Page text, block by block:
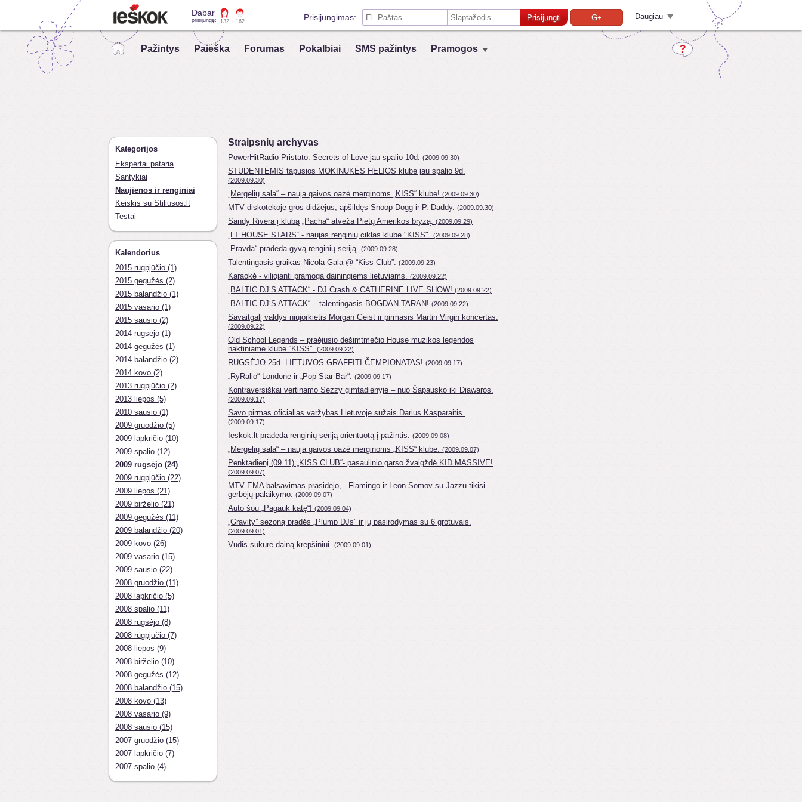
Dabar
prisijungę: 132 162 Prisijungimas: Prisijungti G+
Prisiminti mane šiame kompiuteryje
Daugiau
Pažintys Paieška Forumas Pokalbiai SMS pažintys Pramogos
Kategorijos
Ekspertai pataria
Santykiai
Naujienos ir renginiai
Keiskis su Stiliusos.lt
Testai
Kalendorius
2015 rugpjūčio (1)
2015 gegužės (2)
2015 balandžio (1)
2015 vasario (1)
2015 sausio (2)
2014 rugsėjo (1)
2014 gegužės (1)
2014 balandžio (2)
2014 kovo (2)
2013 rugpjūčio (2)
2013 liepos (5)
2010 sausio (1)
2009 gruodžio (5)
2009 lapkričio (10)
2009 spalio (12)
2009 rugsėjo (24)
2009 rugpjūčio (22)
2009 liepos (21)
2009 birželio (21)
2009 gegužės (11)
2009 balandžio (20)
2009 kovo (26)
2009 vasario (15)
2009 sausio (22)
2008 gruodžio (11)
2008 lapkričio (5)
2008 spalio (11)
2008 rugsėjo (8)
2008 rugpjūčio (7)
2008 liepos (9)
2008 birželio (10)
2008 gegužės (12)
2008 balandžio (15)
2008 kovo (13)
2008 vasario (9)
2008 sausio (15)
2007 gruodžio (15)
2007 lapkričio (7)
2007 spalio (4)
Straipsnių archyvas
PowerHitRadio Pristato: Secrets of Love jau spalio 10d. (2009.09.30)
STUDENTĖMIS tapusios MOKINUKĖS HELIOS klube jau spalio 9d.
(2009.09.30)
„Mergelių sala“ – nauja gaivos oazė merginoms „KISS“ klube! (2009.09.30)
MTV diskotekoje gros didžėjus, apšildęs Snoop Dogg ir P. Daddy. (2009.09.30)
Sandy Rivera į klubą „Pacha“ atveža Pietų Amerikos bryzą. (2009.09.29)
„LT HOUSE STARS“ - naujas renginių ciklas klube "KISS". (2009.09.28)
„Pravda“ pradeda gyvą renginių seriją. (2009.09.28)
Talentingasis graikas Nicola Gala @ “Kiss Club”. (2009.09.23)
Karaokė - viliojanti pramoga dainingiems lietuviams. (2009.09.22)
„BALTIC DJ‘S ATTACK“ - DJ Crash & CATHERINE LIVE SHOW! (2009.09.22)
„BALTIC DJ‘S ATTACK“ – talentingasis BOGDAN TARAN! (2009.09.22)
Savaitgalį valdys niujorkietis Morgan Geist ir pirmasis Martin Virgin koncertas.
(2009.09.22)
Old School Legends – praėjusio dešimtmečio House muzikos legendos
naktiniame klube “KISS”. (2009.09.22)
RUGSĖJO 25d. LIETUVOS GRAFFITI ČEMPIONATAS! (2009.09.17)
„RyRalio“ Londone ir „Pop Star Bar“. (2009.09.17)
Kontraversiškai vertinamo Sezzy gimtadienyje – nuo Šapausko iki Diawaros.
(2009.09.17)
Savo pirmas oficialias varžybas Lietuvoje sužais Darius Kasparaitis.
(2009.09.17)
Ieskok.lt pradeda renginių seriją orientuotą į pažintis. (2009.09.08)
„Mergelių sala“ – nauja gaivos oazė merginoms „KISS“ klube. (2009.09.07)
Penktadienį (09.11) „KISS CLUB“- pasaulinio garso žvaigždė KID MASSIVE!
(2009.09.07)
MTV EMA balsavimas prasidėjo, - Flamingo ir Leon Somov su Jazzu tikisi
gerbėjų palaikymo. (2009.09.07)
Auto šou „Pagauk katę“! (2009.09.04)
„Gravity” sezoną pradės „Plump DJs” ir jų pasirodymas su 6 grotuvais.
(2009.09.01)
Vudis sukūrė dainą krepšiniui. (2009.09.01)